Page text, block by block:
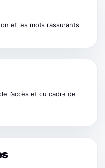
et les mots rassurants
l’accès et du cadre de